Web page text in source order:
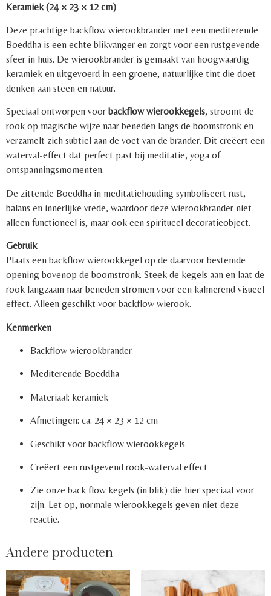
Keramiek (24 × 23 × 12 cm)
Deze prachtige backflow wierookbrander met een mediterende
Boeddha is een echte blikvanger en zorgt voor een rustgevende
sfeer in huis. De wierookbrander is gemaakt van hoogwaardig
keramiek en uitgevoerd in een groene, natuurlijke tint die doet
denken aan steen en natuur.
Speciaal ontworpen voor backflow wierookkegels, stroomt de
rook op magische wijze naar beneden langs de boomstronk en
verzamelt zich subtiel aan de voet van de brander. Dit creëert een
waterval-effect dat perfect past bij meditatie, yoga of
ontspanningsmomenten.
De zittende Boeddha in meditatiehouding symboliseert rust,
balans en innerlijke vrede, waardoor deze wierookbrander niet
alleen functioneel is, maar ook een spiritueel decoratieobject.
Gebruik
Plaats een backflow wierookkegel op de daarvoor bestemde
opening bovenop de boomstronk. Steek de kegels aan en laat de
rook langzaam naar beneden stromen voor een kalmerend visueel
effect. Alleen geschikt voor backflow wierook.
Kenmerken
Backflow wierookbrander
Mediterende Boeddha
Materiaal: keramiek
Afmetingen: ca. 24 × 23 × 12 cm
Geschikt voor backflow wierookkegels
Creëert een rustgevend rook-waterval effect
Zie onze back flow kegels (in blik) die hier speciaal voor
zijn. Let op, normale wierookkegels geven niet deze
reactie.
Andere producten